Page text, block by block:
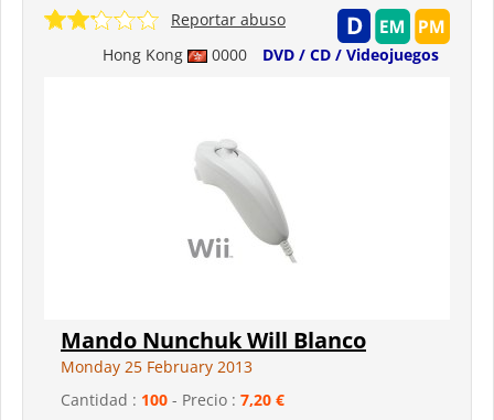
Hong Kong 0000 DVD / CD / Videojuegos
Reportar abuso
Mando Nunchuk Will Blanco
Monday 25 February 2013
Cantidad : 100 - Precio : 7,20 €